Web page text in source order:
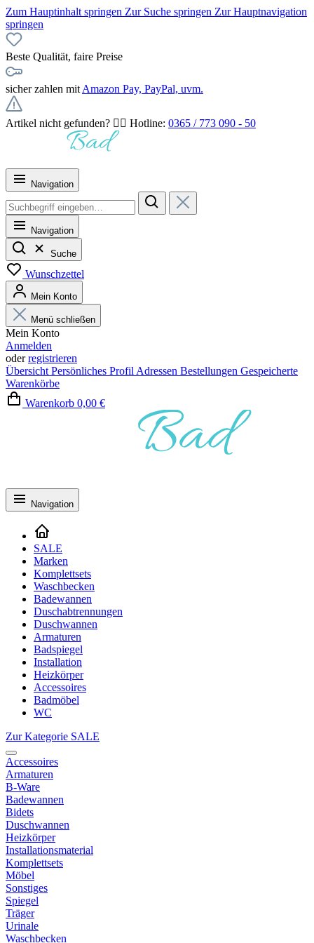
Zum Hauptinhalt springen Zur Suche springen Zur Hauptnavigation
springen
Beste Qualität, faire Preise
sicher zahlen mit Amazon Pay, PayPal, uvm.
Artikel nicht gefunden? 👉🏻 Hotline: 0365 / 773 090 - 50
Navigation
Navigation
Suche
Wunschzettel
Mein Konto
Menü schließen
Mein Konto
Anmelden
oderregistrieren
Übersicht Persönliches Profil Adressen Bestellungen Gespeicherte
Warenkörbe
Warenkorb 0,00 €
Navigation
SALE
Marken
Komplettsets
Waschbecken
Badewannen
Duschabtrennungen
Duschwannen
Armaturen
Badspiegel
Installation
Heizkörper
Accessoires
Badmöbel
WC
Zur Kategorie SALE
Accessoires
Armaturen
B-Ware
Badewannen
Bidets
Duschwannen
Heizkörper
Installationsmaterial
Komplettsets
Möbel
Sonstiges
Spiegel
Träger
Urinale
Waschbecken